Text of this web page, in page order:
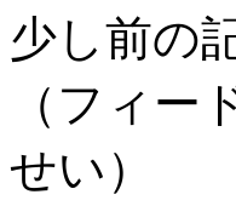
少し前の
（フィ
せい）